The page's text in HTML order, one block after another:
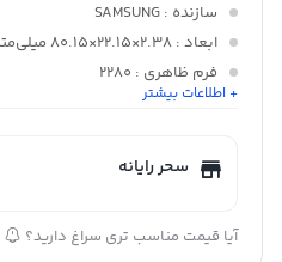
سازنده : SAMSUNG
ابعاد : 2.38×22.15×80.15 میلی‌متر
فرم ظاهری : 2280
خنک‌کننده: لیبل پخش کننده حرارت+ اطلاعات بیشتر
سحر رایانه
آیا قیمت مناسب تری سراغ دارید؟